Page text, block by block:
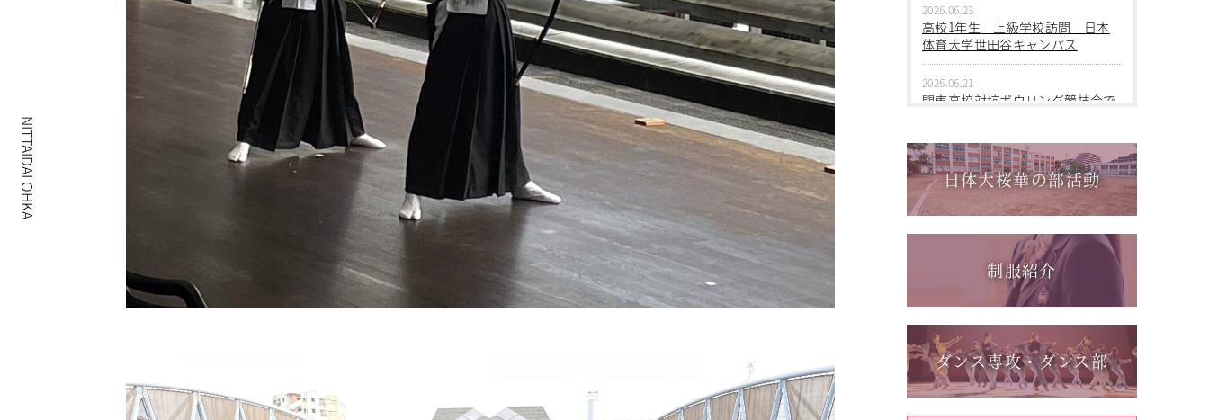
NITTAIDAI OHKA
2026.06.09
中学１年 校外学習
2026.03.05
2025.12.15
第一回桜華中学校あいさつ＋ひと
言運動
第55回全国中学校バスケットボー
ル大会 サンアリーナせんだいin鹿
2026.06.23
高校1年生 上級学校訪問 日本
体育大学世田谷キャンパス
2026.06.21
関東高校対抗ボウリング競技会で
2026.06.17
1学年総合スポーツコース キャ
ンプ実習を実施しました
「日本選手権水泳競技大会」に出
場しました。
に出場しました。
2026.05.17
「第62回東日本選手権大会」に出
日体大桜華の部活動
制服紹介
ダンス専攻・ダンス部